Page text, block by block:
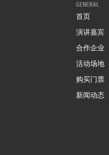
GENERAL
首页
演讲嘉宾
合作企业
活动场地
购买门票
新闻动态